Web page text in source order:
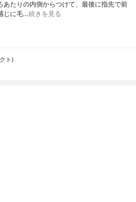
あたりの内側からつけて、最後に指先で前
じに毛…続きを見る
ト)